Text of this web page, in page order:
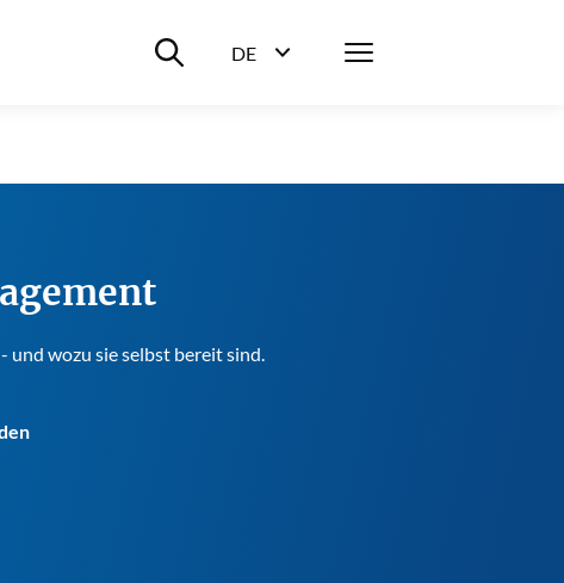
Suche ein-/ausblenden
DE
Menü
wozu sie selbst bereit sind.